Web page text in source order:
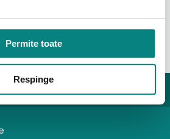
Permite toate
Respinge